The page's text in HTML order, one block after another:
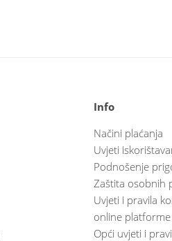
Info
Načini plaćanja
Uvjeti
Podnošenje
Zaštita osobnih
Uvjeti i pravila
online platforme
Opći uvjeti i